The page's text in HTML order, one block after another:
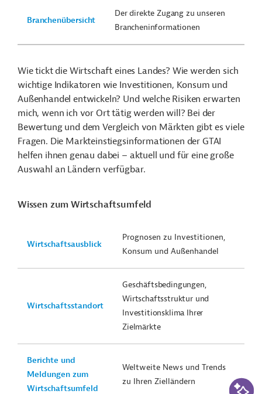
Branchenübersicht
Der direkte Zugang zu unseren
Brancheninformationen
Wie tickt die Wirtschaft eines Landes? Wie werden sich
wichtige Indikatoren wie Investitionen, Konsum und
Außenhandel entwickeln? Und welche Risiken erwarten
mich, wenn ich vor Ort tätig werden will? Bei der
Bewertung und dem Vergleich von Märkten gibt es viele
Fragen. Die Markteinstiegsinformationen der GTAI
helfen ihnen genau dabei – aktuell und für eine große
Auswahl an Ländern verfügbar.
Wissen zum Wirtschaftsumfeld
Wirtschaftsausblick
Prognosen zu Investitionen,
Konsum und Außenhandel
Wirtschaftsstandort
Geschäftsbedingungen,
Wirtschaftsstruktur und
Investitionsklima Ihrer
Zielmärkte
Berichte und
Meldungen zum
Wirtschaftsumfeld
Weltweite News und Trends
zu Ihren Zielländern
KI-